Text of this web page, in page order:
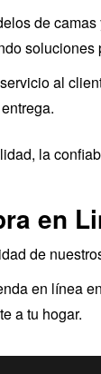
de
al
la
en
de
en línea
a tu hogar.